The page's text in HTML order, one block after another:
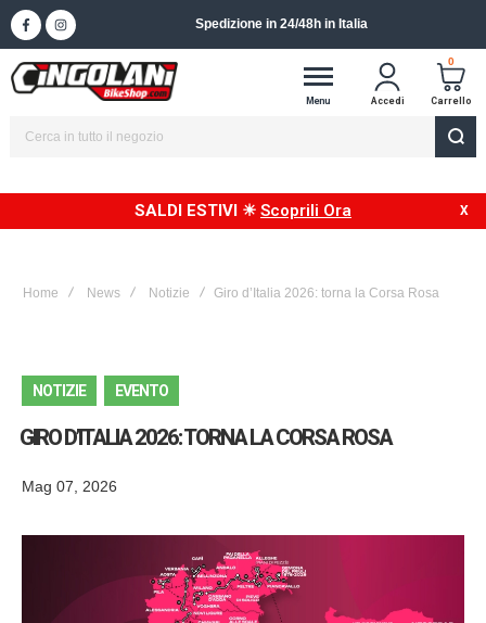
Spedizione in 24/48h in Italia
Menu Accedi
0
Carrello
SALDI ESTIVI ☀ Scoprili Ora
Home News Notizie Giro d’Italia 2026: torna la Corsa Rosa
NOTIZIE EVENTO
GIRO D’ITALIA 2026: TORNA LA CORSA ROSA
Mag 07, 2026